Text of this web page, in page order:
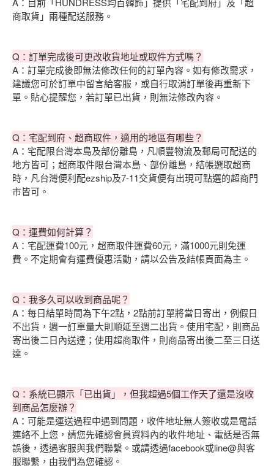
商取貨」兩種配送服務。
Q：訂單完成後可更改收貨地址或取件方式嗎？
A：訂單完成後即無法修改任何的訂單內容。如有修改需求，
建議您可於訂單中留言給客服，或自行取消訂單後再重新下
單。貼心提醒您，若訂單已出貨，則無法修改內容。
Q：宅配到府、超商取件，適用的地區有哪些？
A：宅配限台灣本島及部份離島，凡順豐物流及郵局可配送的
地方皆可；超商取件限台灣本島、部份離島，結帳選取超商
時，凡台灣便利配ezship及7-11交貨便有出現可點選的超商門
市皆可。
Q：運費如何計算？
A：宅配運費100元，超商取件運費60元，滿1000元則免運
費。不定期會有運費優惠活動，請以公告及結帳頁面為主。
Q：我多久可以收到商品呢？
A：每日結單時間為下午2點，2點前訂單將當日寄出，例假日
不出貨，週一訂單量大則順延至週二出貨。使用宅配，則商品
寄出後二日內送達；使用超商取件，則商品寄出後二至三日送
達。
Q：系統已顯示「已出貨」，但我超過5個工作天了還是沒收
到商品怎麼辦？
A：可能是運送過程中遇到問題，收件地址無人簽收或是電話
連絡不上您，請您先確認會員資料內的收件地址、電話是否無
誤後，透過客服與我們聯繫。或請透過facebook或line@與客
服聯繫，由我們為您確認。